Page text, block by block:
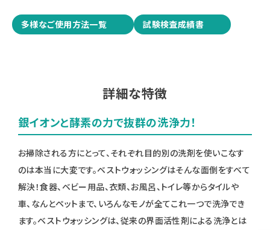
多様なご使用方法一覧 試験検査成績書
詳細な特徴
銀イオンと酵素の力で抜群の洗浄力！
お掃除される方にとって、それぞれ目的別の洗剤を使いこなす
のは本当に大変です。ベストウォッシングはそんな面倒をすべて
解決！食器、ベビー用品、衣類、お風呂、トイレ等からタイルや
車、なんとペットまで、いろんなモノが全てこれ一つで洗浄でき
ます。ベストウォッシングは、従来の界面活性剤による洗浄とは